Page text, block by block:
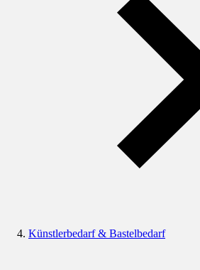
Künstlerbedarf & Bastelbedarf